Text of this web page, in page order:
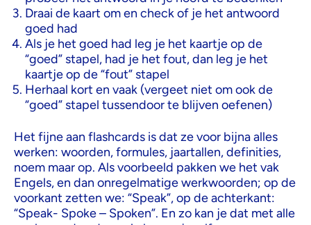
Draai de kaart om en check of je het antwoord
goed had
Als je het goed had leg je het kaartje op de
“goed” stapel, had je het fout, dan leg je het
kaartje op de “fout” stapel
Herhaal kort en vaak (vergeet niet om ook de
“goed” stapel tussendoor te blijven oefenen)
Het fijne aan flashcards is dat ze voor bijna alles
werken: woorden, formules, jaartallen, definities,
noem maar op. Als voorbeeld pakken we het vak
Engels, en dan onregelmatige werkwoorden; op de
voorkant zetten we: “Speak”, op de achterkant:
“Speak- Spoke – Spoken”. En zo kan je dat met alle